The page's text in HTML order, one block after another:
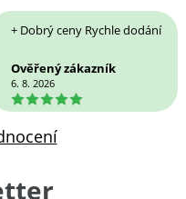
+ Dobrý ceny Rychle dodání
Ověřený zákazník
6. 8. 2026
5